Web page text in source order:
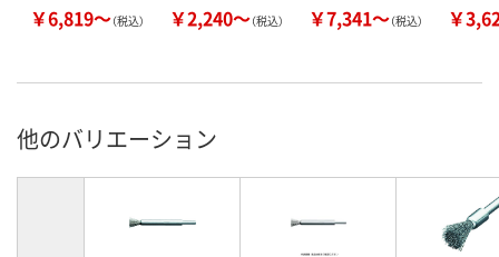
￥6,819～（税込） ￥2,240～（税込） ￥7,341～（税込） ￥
他のバリエーション